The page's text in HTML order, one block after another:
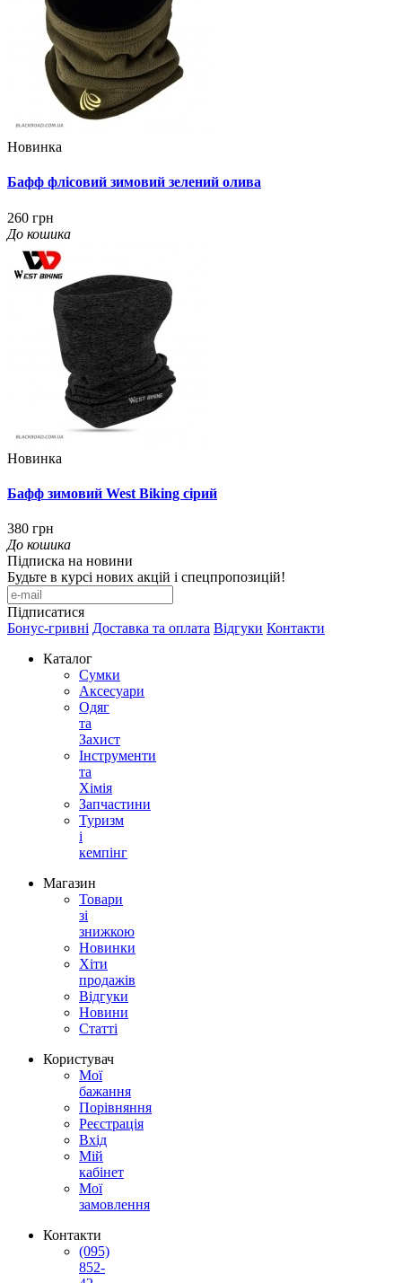
Новинка
Бафф флісовий зимовий зелений олива
260 грн
До кошика
Новинка
Бафф зимовий West Biking сірий
380 грн
До кошика
Підписка на новини
Будьте в курсі нових акцій і спецпропозицій!
Підписатися
Бонус-гривні Доставка та оплата Відгуки Контакти
Каталог
Сумки
Аксесуари
Одяг
та
Захист
Інструменти
та
Хімія
Запчастини
Туризм
і
кемпінг
Магазин
Товари
зі
знижкою
Новинки
Хіти
продажів
Відгуки
Новини
Статті
Користувач
Мої
бажання
Порівняння
Реєстрація
Вхід
Мій
кабінет
Мої
замовлення
Контакти
(095)
852-